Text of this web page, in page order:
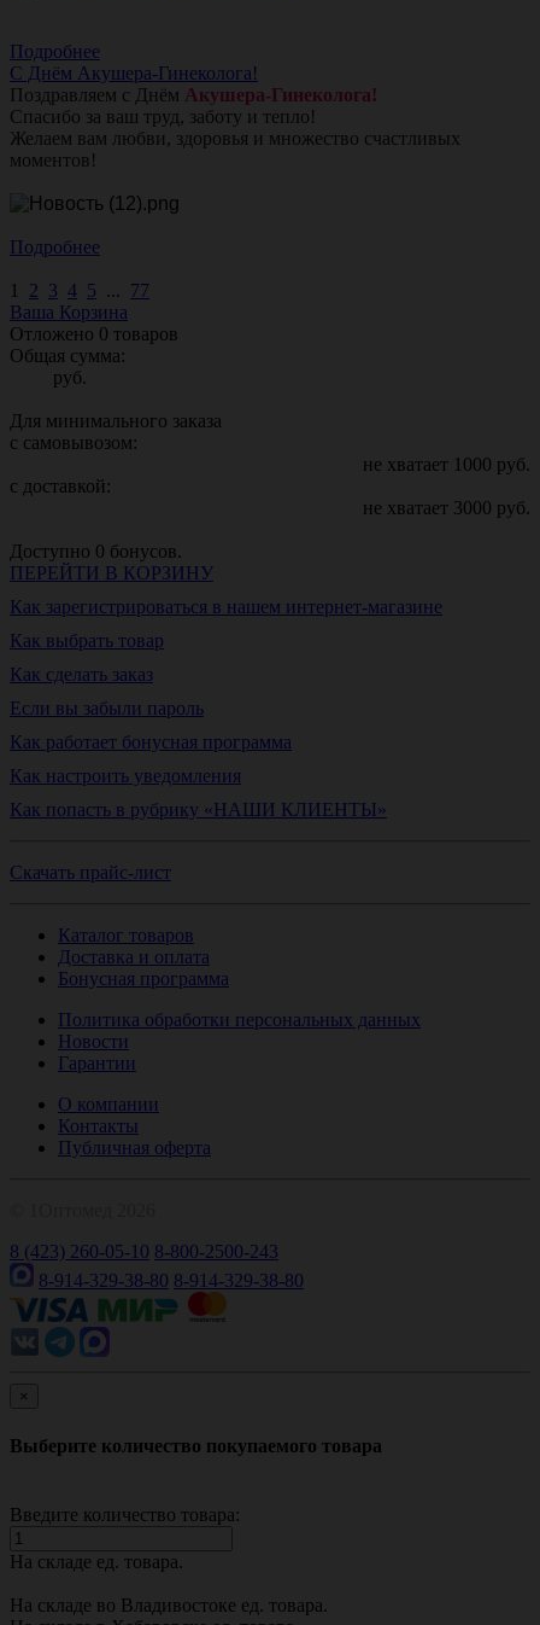
Подробнее
С Днём Акушера-Гинеколога!
Поздравляем с Днём Акушера-Гинеколога!
Спасибо за ваш труд, заботу и тепло!
Желаем вам любви, здоровья и множество счастливых
моментов!
Подробнее
1 2 3 4 5 ... 77
Ваша Корзина
Отложено 0 товаров
Общая сумма:
руб.
Для минимального заказа
с самовывозом:
не хватает 1000 руб.
с доставкой:
не хватает 3000 руб.
Доступно 0 бонусов.
ПЕРЕЙТИ В КОРЗИНУ
Как зарегистрироваться в нашем интернет-магазине
Как выбрать товар
Как сделать заказ
Если вы забыли пароль
Как работает бонусная программа
Как настроить уведомления
Как попасть в рубрику «НАШИ КЛИЕНТЫ»
Скачать прайс-лист
Каталог товаров
Доставка и оплата
Бонусная программа
Политика обработки персональных данных
Новости
Гарантии
О компании
Контакты
Публичная оферта
8 (423) 260-05-10 8-800-2500-243
8-914-329-38-80 8-914-329-38-80
×
Выберите количество покупаемого товара
Введите количество товара:
На складе ед. товара.
На складе во Владивостоке ед. товара.